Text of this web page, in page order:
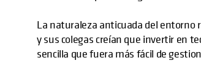
La naturaleza anticuada del entorno
y sus colegas creían que invertir en
sencilla que fuera más fácil de